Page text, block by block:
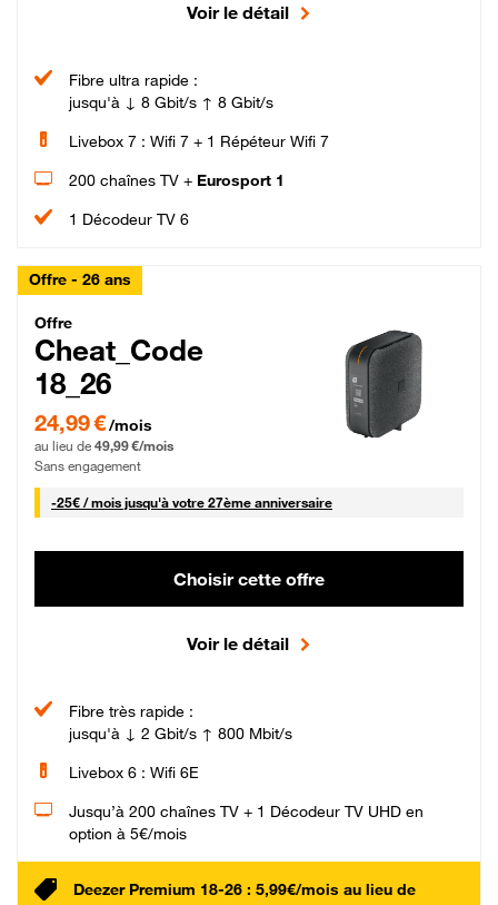
Voir le détail
Fibre ultra rapide :
jusqu'à ↓ 8 Gbit/s ↑ 8 Gbit/s
Livebox 7 : Wifi 7 + 1 Répéteur Wifi 7
200 chaînes TV + Eurosport 1
1 Décodeur TV 6
Offre - 26 ans
Cheat_Code Fibre_18_26
Offre
Cheat_Code
18_26
24,99 € par mois pendant 0 mois puis 49,99 € par mois, Sans engagement
24,99 €/mois
au lieu de 49,99 €/mois
Sans engagement
-25€ / mois25 € par mois
jusqu'à votre 27ème anniversaire
Choisir cette offre
Voir le détail
Fibre très rapide :
jusqu'à ↓ 2 Gbit/s ↑ 800 Mbit/s
Livebox 6 : Wifi 6E
Jusqu’à 200 chaînes TV + 1 Décodeur TV UHD en
option à 5€/mois
Deezer Premium 18-26 : 5,99€/mois au lieu de